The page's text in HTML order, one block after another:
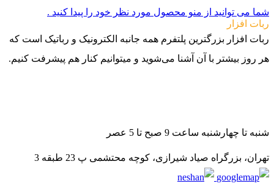
شما می توانید از منو محصول مورد نظر خود را پیدا کنید .
ربات افزار
ربات افزار بزرگترین پلتفرم همه جانبه الکترونیک و رباتیک است که
هر روز بیشتر با آن آشنا می‌شوید و میتوانیم کنار هم پیشرفت کنیم.
شنبه تا چهارشنبه ساعت 9 صبح تا 5 عصر
تهران، بزرگراه صیاد شیرازی، کوچه محتشمی پ 23 طبقه 3